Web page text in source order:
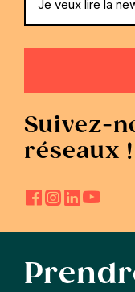
Suivez-
réseaux !